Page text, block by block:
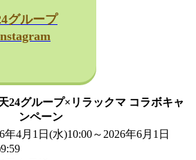
グループ
24グループ×リラックマ コラボキャ
ンペーン
年4月1日(水)10:00～2026年6月1日